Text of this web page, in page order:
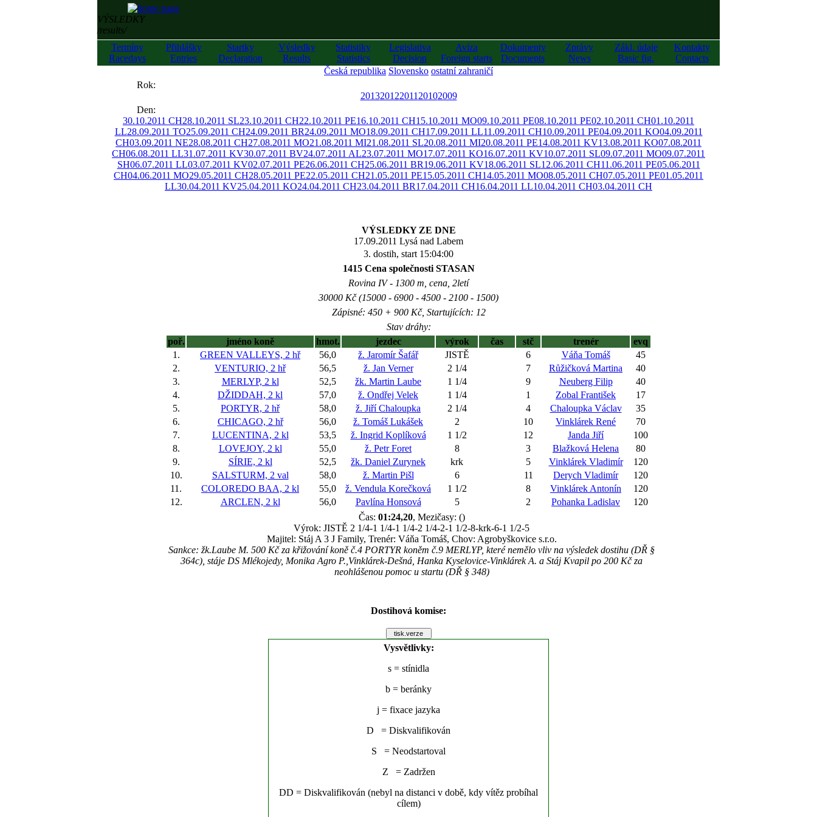
VÝSLEDKY
/results/
Termíny
Racedays
Přihlášky
Entries
Startky
Declaration
Výsledky
Results
Statistiky
Statistics
Legislativa
Decision
Avíza
Foreign starts
Dokumenty
Documents
Zprávy
News
Zákl. údaje
Basic fig.
Kontakty
Contacts
Česká republika Slovensko ostatní zahraničí
Rok:
201320122011 20102009
Den:
30.10.2011 CH28.10.2011 SL23.10.2011 CH22.10.2011 PE16.10.2011 CH15.10.2011 MO09.10.2011 PE08.10.2011 PE02.10.2011 CH01.10.2011
LL28.09.2011 TO25.09.2011 CH24.09.2011 BR24.09.2011 MO18.09.2011 CH17.09.2011 LL11.09.2011 CH10.09.2011 PE04.09.2011 KO04.09.2011
CH03.09.2011 NE28.08.2011 CH27.08.2011 MO21.08.2011 MI21.08.2011 SL20.08.2011 MI20.08.2011 PE14.08.2011 KV13.08.2011 KO07.08.2011
CH06.08.2011 LL31.07.2011 KV30.07.2011 BV24.07.2011 AL23.07.2011 MO17.07.2011 KO16.07.2011 KV10.07.2011 SL09.07.2011 MO09.07.2011
SH06.07.2011 LL03.07.2011 KV02.07.2011 PE26.06.2011 CH25.06.2011 BR19.06.2011 KV18.06.2011 SL12.06.2011 CH11.06.2011 PE05.06.2011
CH04.06.2011 MO29.05.2011 CH28.05.2011 PE22.05.2011 CH21.05.2011 PE15.05.2011 CH14.05.2011 MO08.05.2011 CH07.05.2011 PE01.05.2011
LL30.04.2011 KV25.04.2011 KO24.04.2011 CH23.04.2011 BR17.04.2011 CH16.04.2011 LL10.04.2011 CH03.04.2011 CH
VÝSLEDKY ZE DNE
17.09.2011 Lysá nad Labem
3. dostih, start 15:04:00
1415 Cena společnosti STASAN
Rovina IV - 1300 m, cena, 2letí
30000 Kč (15000 - 6900 - 4500 - 2100 - 1500)
Zápisné: 450 + 900 Kč, Startujících: 12
Stav dráhy:
poř.
jméno koně hmot. jezdec výrok čas stč trenér
evq
1.
GREEN VALLEYS, 2 hř 56,0 ž. Jaromír Šafář JISTĚ 6 Váňa Tomáš
45
2.
VENTURIO, 2 hř 56,5 ž. Jan Verner 2 1/4 7 Růžičková Martina
40
3.
MERLYP, 2 kl 52,5 žk. Martin Laube 1 1/4 9 Neuberg Filip
40
4.
DŽIDDAH, 2 kl 57,0 ž. Ondřej Velek 1 1/4 1 Zobal František
17
5.
PORTYR, 2 hř 58,0 ž. Jiří Chaloupka 2 1/4 4 Chaloupka Václav
35
6.
CHICAGO, 2 hř 56,0 ž. Tomáš Lukášek 2 10 Vinklárek René
70
7.
LUCENTINA, 2 kl 53,5 ž. Ingrid Koplíková 1 1/2 12 Janda Jiří
100
8.
LOVEJOY, 2 kl 55,0 ž. Petr Foret 8 3 Blažková Helena
80
9.
SÍRIE, 2 kl 52,5 žk. Daniel Zurynek krk 5 Vinklárek Vladimír
120
10.
SALSTURM, 2 val 58,0 ž. Martin Pišl 6 11 Derych Vladimír
120
11.
COLOREDO BAA, 2 kl 55,0 ž. Vendula Korečková 1 1/2 8 Vinklárek Antonín
120
12.
ARCLEN, 2 kl 56,0 Pavlína Honsová 5 2 Pohanka Ladislav
120
Čas: 01:24,20, Mezičasy: ()
Výrok: JISTĚ 2 1/4-1 1/4-1 1/4-2 1/4-2-1 1/2-8-krk-6-1 1/2-5
Majitel: Stáj A 3 J Family, Trenér: Váňa Tomáš, Chov: Agrobyškovice s.r.o.
Sankce: žk.Laube M. 500 Kč za křižování koně č.4 PORTYR koněm č.9 MERLYP, které nemělo vliv na výsledek dostihu (DŘ §
364c), stáje DS Mlékojedy, Monika Agro P.,Vinklárek-Dešná, Hanka Kyselovice-Vinklárek A. a Stáj Kvapil po 200 Kč za
neohlášenou pomoc u startu (DŘ § 348)
Dostihová komise:
Vysvětlivky:
s = stínidla
b = beránky
j = fixace jazyka
D = Diskvalifikován
S = Neodstartoval
Z = Zadržen
DD = Diskvalifikován (nebyl na distanci v době, kdy vítěz probíhal
cílem)